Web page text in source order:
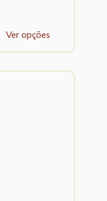
Ver opções